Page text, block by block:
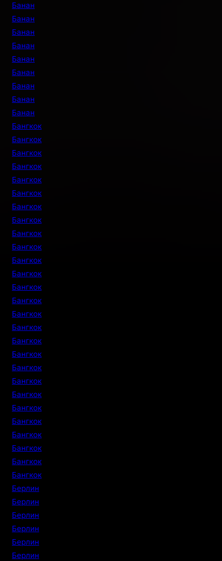
Банан
Банан
Банан
Банан
Банан
Банан
Банан
Банан
Банан
Бангкок
Бангкок
Бангкок
Бангкок
Бангкок
Бангкок
Бангкок
Бангкок
Бангкок
Бангкок
Бангкок
Бангкок
Бангкок
Бангкок
Бангкок
Бангкок
Бангкок
Бангкок
Бангкок
Бангкок
Бангкок
Бангкок
Бангкок
Бангкок
Бангкок
Бангкок
Бангкок
Берлин
Берлин
Берлин
Берлин
Берлин
Берлин